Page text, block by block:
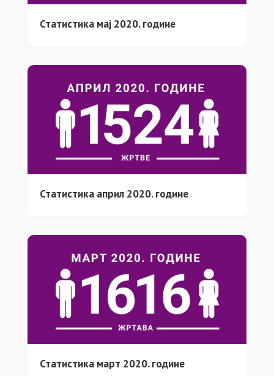
Статистика мај 2020. године
Статистика април 2020. године
Статистика март 2020. године